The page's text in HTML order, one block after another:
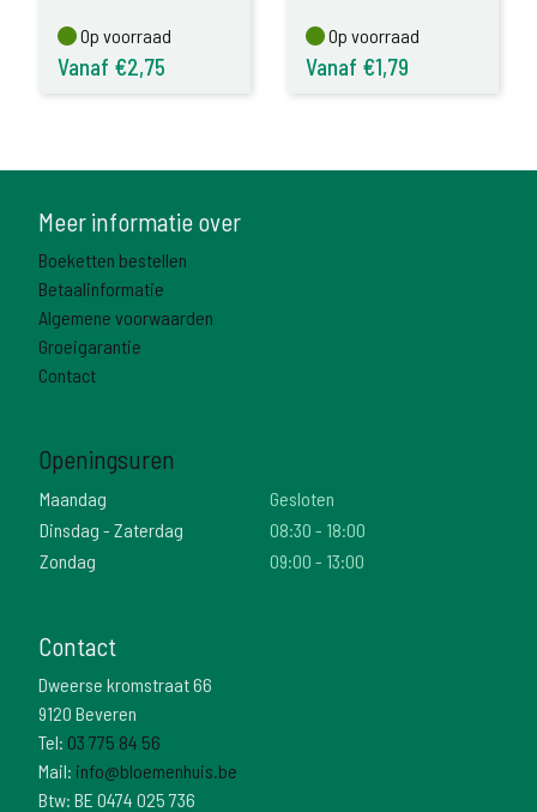
Op voorraad
Op voorraad
Vanaf €2,75
Op voorraad
Op voorraad
Vanaf €1,79
Meer informatie over
Boeketten bestellen
Betaalinformatie
Algemene voorwaarden
Groeigarantie
Contact
Openingsuren
Maandag
Gesloten
Dinsdag - Zaterdag
08:30 - 18:00
Zondag
09:00 - 13:00
Contact
Dweerse kromstraat 66
9120 Beveren
Tel: 03 775 84 56
Mail: info@bloemenhuis.be
Btw: BE 0474 025 736